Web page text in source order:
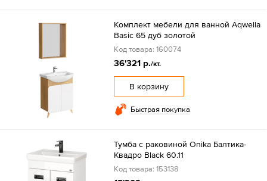
Комплект мебели для ванной Aqwella
Basic 65 дуб золотой
Код товара: 160074
36'321 р./кт.
В корзину
Быстрая покупка
Тумба с раковиной Onika Балтика-
Квадро Black 60.11
Код товара: 153138